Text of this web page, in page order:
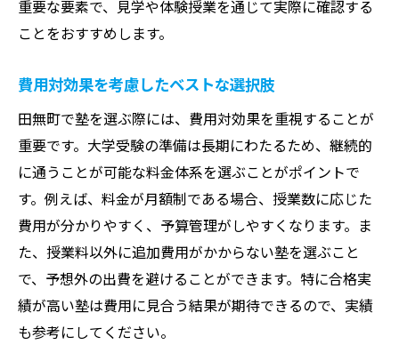
重要な要素で、見学や体験授業を通じて実際に確認する
ことをおすすめします。
費用対効果を考慮したベストな選択肢
田無町で塾を選ぶ際には、費用対効果を重視することが
重要です。大学受験の準備は長期にわたるため、継続的
に通うことが可能な料金体系を選ぶことがポイントで
す。例えば、料金が月額制である場合、授業数に応じた
費用が分かりやすく、予算管理がしやすくなります。ま
た、授業料以外に追加費用がかからない塾を選ぶこと
で、予想外の出費を避けることができます。特に合格実
績が高い塾は費用に見合う結果が期待できるので、実績
も参考にしてください。